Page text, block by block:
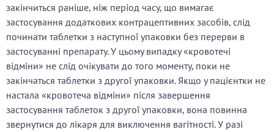
закінчиться раніше, ніж період часу, що вимагає
застосування додаткових контрацептивних засобів, слід
починати таблетки з наступної упаковки без перерви в
застосуванні препарату. У цьому випадку «кровотечі
відміни» не слід очікувати до того моменту, поки не
закінчаться таблетки з другої упаковки. Якщо у пацієнтки не
настала «кровотеча відміни» після завершення
застосування таблеток з другої упаковки, вона повинна
звернутися до лікаря для виключення вагітності. У разі